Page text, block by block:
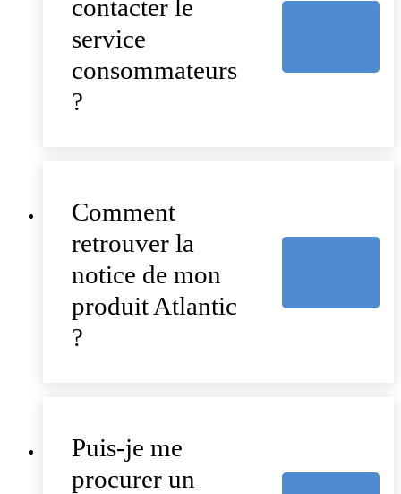
contacter le
service
consommateurs
?
Comment
retrouver la
notice de mon
produit Atlantic
?
Puis-je me
procurer un